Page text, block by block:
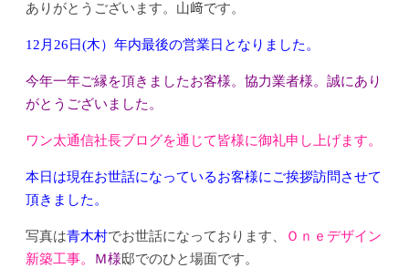
ありがとうございます。山﨑です。
12月26日(木）年内最後の営業日となりました。
今年一年ご縁を頂きましたお客様。協力業者様。誠にあり
がとうございました。
ワン太通信社長ブログを通じて皆様に御礼申し上げます。
本日は現在お世話になっているお客様にご挨拶訪問させて
頂きました。
写真は青木村でお世話になっております、
Ｏｎｅデザイン
新築工事。
Ｍ様邸でのひと場面です。